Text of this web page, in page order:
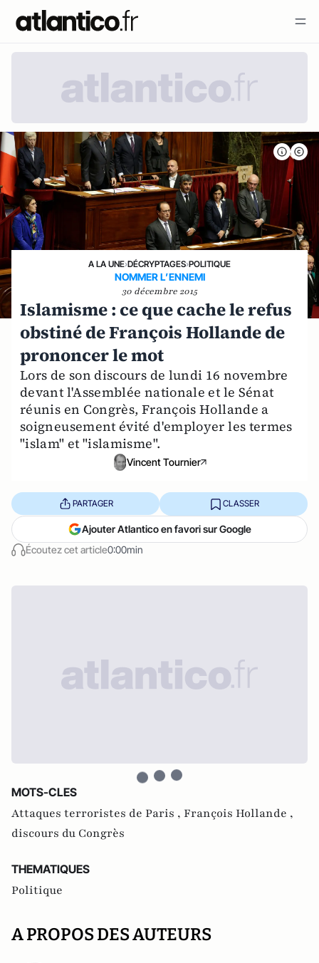
A LA UNE›DÉCRYPTAGES›POLITIQUE
NOMMER L’ENNEMI
30 décembre 2015
Islamisme : ce que cache le refus
obstiné de François Hollande de
prononcer le mot
Lors de son discours de lundi 16 novembre
devant l'Assemblée nationale et le Sénat
réunis en Congrès, François Hollande a
soigneusement évité d'employer les termes
"islam" et "islamisme".
Vincent Tournier
Écoutez cet article0:00min
PARTAGER CLASSER
Ajouter Atlantico en favori sur Google
MOTS-CLES
Attaques terroristes de Paris , François Hollande ,
discours du Congrès
THEMATIQUES
Politique
A PROPOS DES AUTEURS